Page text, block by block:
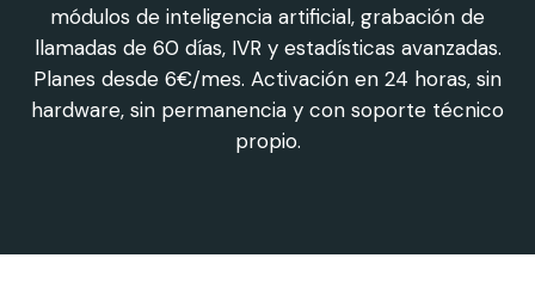
módulos de inteligencia artificial, grabación de
llamadas de 60 días, IVR y estadísticas avanzadas.
Planes desde 6€/mes. Activación en 24 horas, sin
hardware, sin permanencia y con soporte técnico
propio.